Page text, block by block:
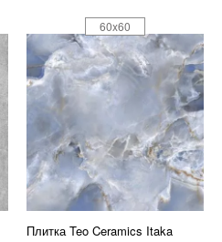
Плитка Teo Ceramics Itaka
60x60